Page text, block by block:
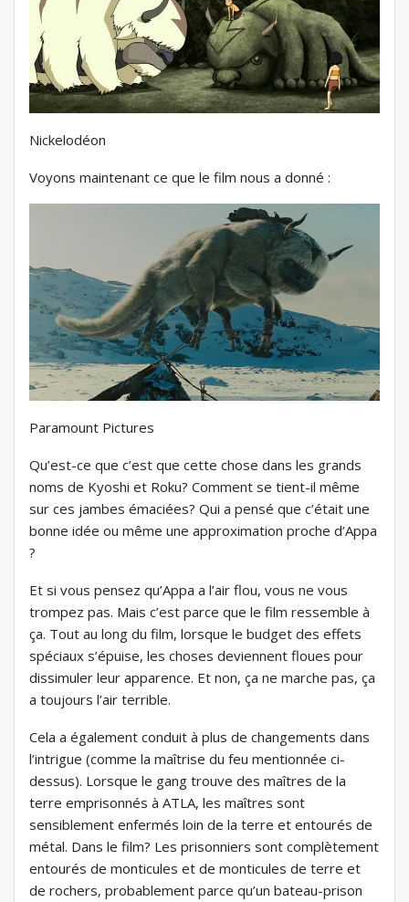
Nickelodéon
Voyons maintenant ce que le film nous a donné :
Paramount Pictures
Qu’est-ce que c’est que cette chose dans les grands
noms de Kyoshi et Roku? Comment se tient-il même
sur ces jambes émaciées? Qui a pensé que c’était une
bonne idée ou même une approximation proche d’Appa
?
Et si vous pensez qu’Appa a l’air flou, vous ne vous
trompez pas. Mais c’est parce que le film ressemble à
ça. Tout au long du film, lorsque le budget des effets
spéciaux s’épuise, les choses deviennent floues pour
dissimuler leur apparence. Et non, ça ne marche pas, ça
a toujours l’air terrible.
Cela a également conduit à plus de changements dans
l’intrigue (comme la maîtrise du feu mentionnée ci-
dessus). Lorsque le gang trouve des maîtres de la
terre emprisonnés à ATLA, les maîtres sont
sensiblement enfermés loin de la terre et entourés de
métal. Dans le film? Les prisonniers sont complètement
entourés de monticules et de monticules de terre et
de rochers, probablement parce qu’un bateau-prison